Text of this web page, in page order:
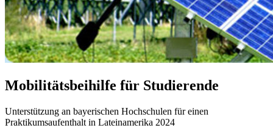
Mobilitätsbeihilfe für Studierende
Unterstützung an bayerischen Hochschulen für einen
Praktikumsaufenthalt in Lateinamerika 2024